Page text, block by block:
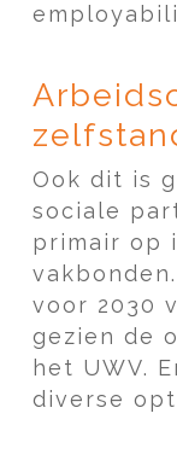
Ook dit is
sociale
primair op
voor 2030
gezien de
het UWV.
diverse